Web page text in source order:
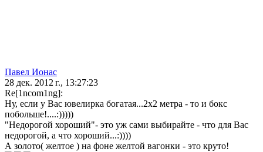
Павел Ионас
28 дек. 2012 г., 13:27:23
Re[1ncom1ng]:
Ну, если у Вас ювелирка богатая...2х2 метра - то и бокс
побольше!....:)))))
"Недорогой хороший"- это уж сами выбирайте - что для Вас
недорогой, а что хороший...:))))
А золото( желтое ) на фоне желтой вагонки - это круто!